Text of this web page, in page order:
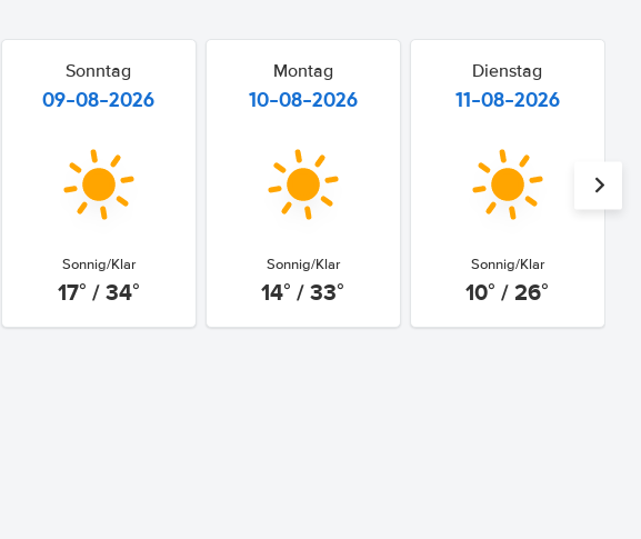
Sonntag
09-08-2026
Sonnig/Klar
17° / 34°
Montag
10-08-2026
Sonnig/Klar
14° / 33°
Dienstag
11-08-2026
Sonnig/Klar
10° / 26°